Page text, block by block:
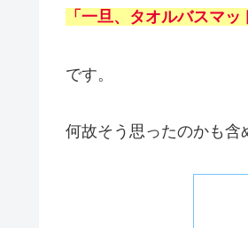
「一旦、タオルバスマ
です。
何故そう思ったのかも含